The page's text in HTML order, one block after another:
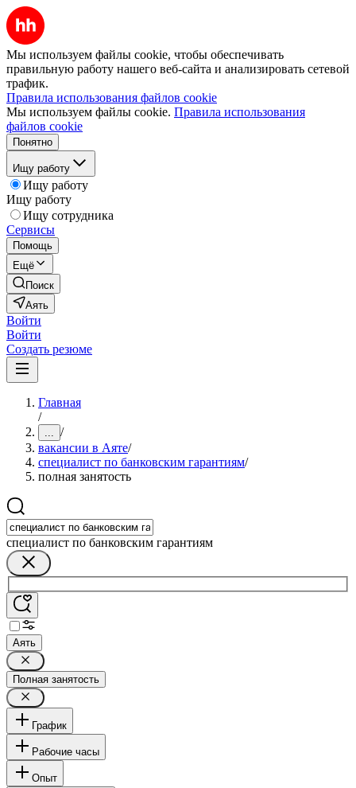
Мы используем файлы cookie, чтобы обеспечивать
правильную работу нашего веб-сайта и анализировать сетевой
трафик.
Правила использования файлов cookie
Мы используем файлы cookie. Правила использования
файлов cookie
Понятно
Ищу работу
Ищу работу
Ищу работу
Ищу сотрудника
Сервисы
Помощь
Ещё
Поиск
Аять
Войти
Войти
Создать резюме
Главная
/
... /
вакансии в Аяте/
специалист по банковским гарантиям/
полная занятость
специалист по банковским гарантиям
Аять
Полная занятость
График
Рабочие часы
Опыт